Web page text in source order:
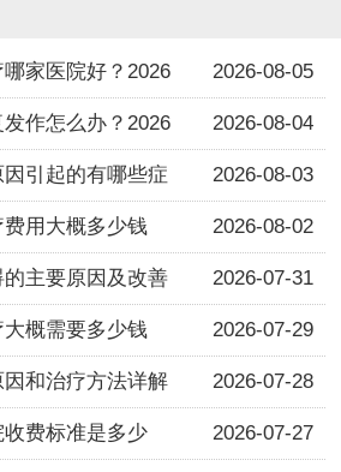
家医院好？2026 2026-08-05
作怎么办？2026 2026-08-04
引起的有哪些症 2026-08-03
用大概多少钱 2026-08-02
主要原因及改善 2026-07-31
概需要多少钱 2026-07-29
和治疗方法详解 2026-07-28
费标准是多少 2026-07-27